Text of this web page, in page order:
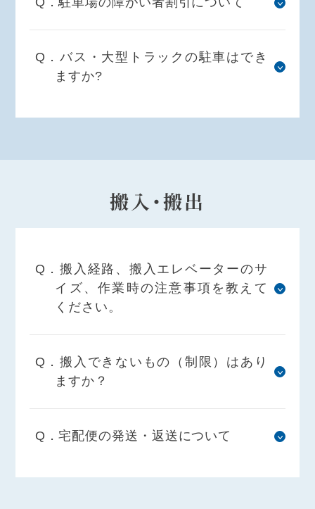
Q．バス・大型トラックの駐車はでき
ますか?
搬入・搬出
Q．搬入経路、搬入エレベーターのサ
イズ、作業時の注意事項を教えて
ください。
Q．搬入できないもの（制限）はあり
ますか？
Q．宅配便の発送・返送について